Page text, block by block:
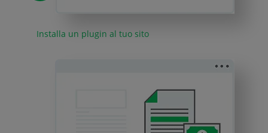
Installa un plugin al tuo sito